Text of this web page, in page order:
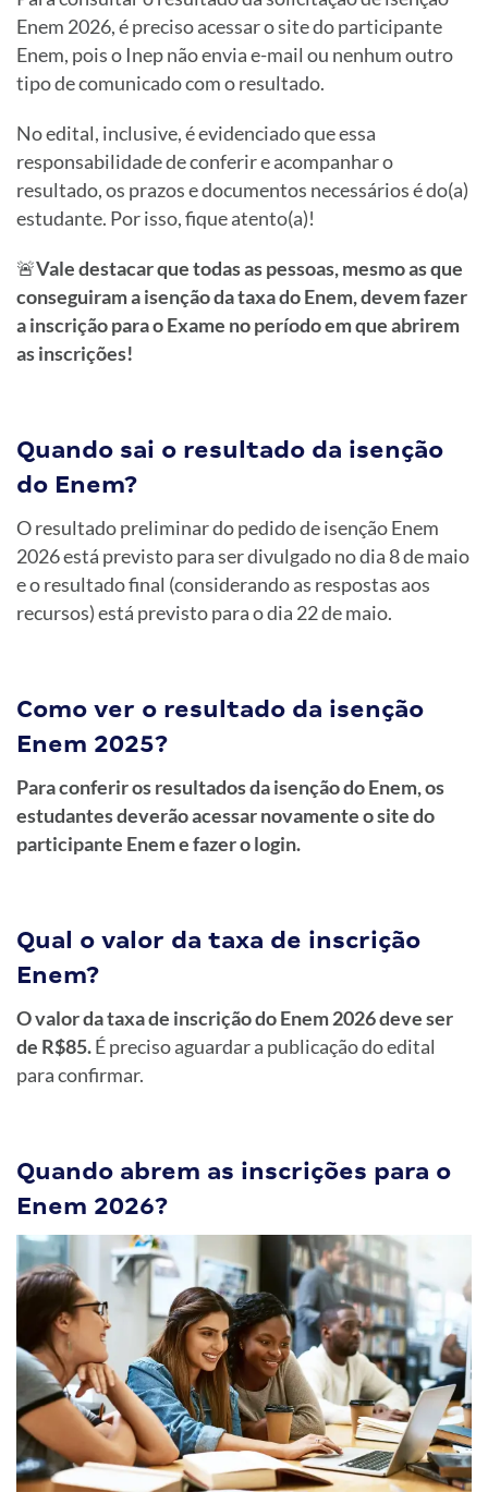
Enem 2026, é preciso acessar o site do participante
Enem, pois o Inep não envia e-mail ou nenhum outro
tipo de comunicado com o resultado.
No edital, inclusive, é evidenciado que essa
responsabilidade de conferir e acompanhar o
resultado, os prazos e documentos necessários é do(a)
estudante. Por isso, fique atento(a)!
🚨Vale destacar que todas as pessoas, mesmo as que
conseguiram a isenção da taxa do Enem, devem fazer
a inscrição para o Exame no período em que abrirem
as inscrições!
Quando sai o resultado da isenção
do Enem?
O resultado preliminar do pedido de isenção Enem
2026 está previsto para ser divulgado no dia 8 de maio
e o resultado final (considerando as respostas aos
recursos) está previsto para o dia 22 de maio.
Como ver o resultado da isenção
Enem 2025?
Para conferir os resultados da isenção do Enem, os
estudantes deverão acessar novamente o site do
participante Enem e fazer o login.
Qual o valor da taxa de inscrição
Enem?
O valor da taxa de inscrição do Enem 2026 deve ser
de R$85.É preciso aguardar a publicação do edital
para confirmar.
Quando abrem as inscrições para o
Enem 2026?